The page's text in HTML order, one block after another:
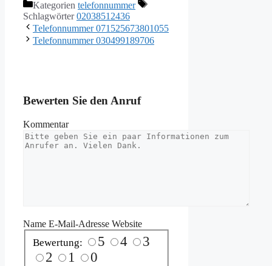
Kategorien telefonnummer
Schlagwörter02038512436
Telefonnummer 071525673801055
Telefonnummer 030499189706
Bewerten Sie den Anruf
Kommentar
Name E-Mail-Adresse Website
Bewertung: 5 4
3
2
1 0